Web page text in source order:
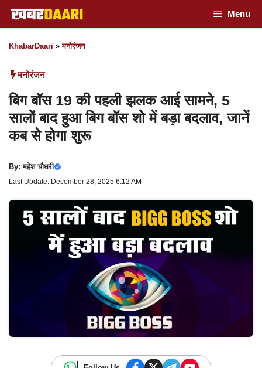
Skip
to
content
Menu
KhabarDaari »मनोरंजन
मनोरंजन
बिग बॉस 19 की पहली झलक आई सामने, 5
सालों बाद हुआ बिग बॉस शो में बड़ा बदलाव, जानें
कब से होगा शुरू
By:महेश चौधरी
Last Update: December 28, 2025 6:12 AM